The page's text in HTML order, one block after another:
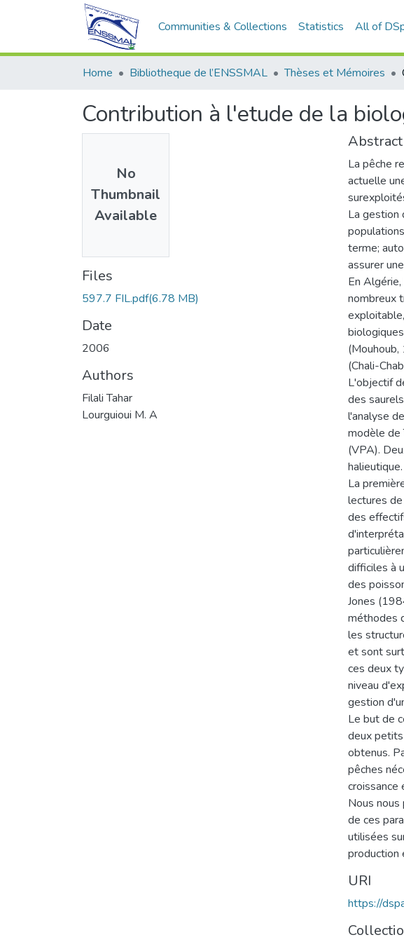
Communities & Collections Statistics All of
Home Bibliotheque de l’ENSSMAL Thèses et Mémoires
Contribution à l'etude de la
No
Thumbnail
Available
Files
597.7 FIL.pdf(6.78 MB)
Date
2006
Authors
Filali Tahar
Lourguioui M. A
Abstract
La pêche
actuelle
La gestion
terme;
assurer
En
nombreux
(Chali-
L'objectif
des
l'analyse
modèle de
(VPA).
halieutique.
La
lectures
des
difficiles à
des
Jones
méthodes
les
et sont
ces deux
niveau
gestion
Le but de
deux
obtenus.
pêches
croissance
Nous
de ces
utilisées
production
URI
https://